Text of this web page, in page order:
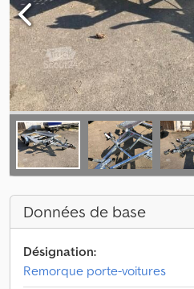
Données de base
Désignation:
Remorque porte-voitures